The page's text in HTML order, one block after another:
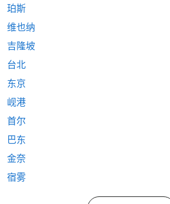
珀斯
维也纳
吉隆坡
台北
东京
岘港
首尔
巴东
金奈
宿雾